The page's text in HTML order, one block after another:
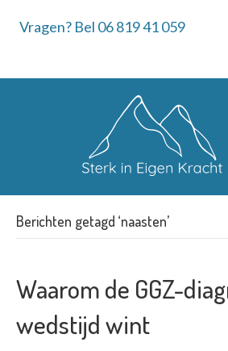
Vragen? Bel 06 819 41 059
Berichten getagd ‘naasten’
Waarom de GGZ-
wedstijd wint